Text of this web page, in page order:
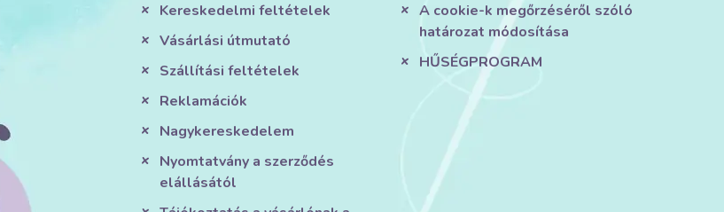
Kereskedelmi feltételek
Vásárlási útmutató
Szállítási feltételek
Reklamációk
Nagykereskedelem
Nyomtatvány a szerződés
elállásától
A cookie-k megőrzéséről szóló
határozat módosítása
HŰSÉGPROGRAM